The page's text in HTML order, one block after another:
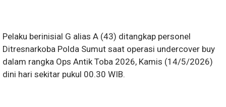
Pelaku berinisial G alias A (43) ditangkap personel
Ditresnarkoba Polda Sumut saat operasi undercover buy
dalam rangka Ops Antik Toba 2026, Kamis (14/5/2026)
dini hari sekitar pukul 00.30 WIB.